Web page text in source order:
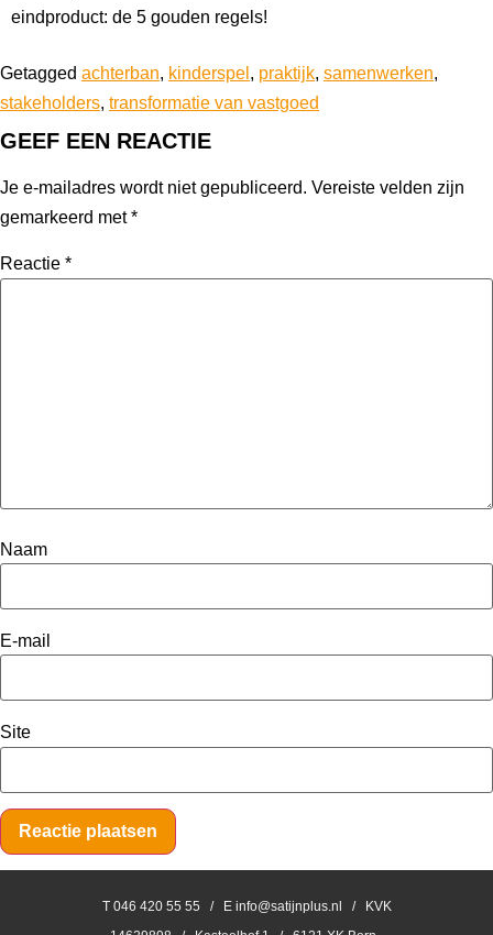
eindproduct: de 5 gouden regels!
Getagged achterban, kinderspel , praktijk, samenwerken,
stakeholders, transformatie van vastgoed
GEEF EEN REACTIE
Je e-mailadres wordt niet gepubliceerd. Vereiste velden zijn
gemarkeerd met*
Reactie *
Naam
E-mail
Site
T 046 420 55 55 / E info@satijnplus.nl / KVK